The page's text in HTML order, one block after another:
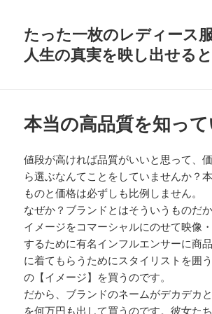
たった一枚のレディース
人生の真実を映し出せると
本当の高品質を知って
値段が高ければ品質がいいと思って、
ら選ぶなんてことをしていませんか？
ものと価格は必ずしも比例しません。
なぜか？ブランドとはそういうものだ
イメージをコマーシャルにのせて映像
するために有名インフルエンサーに商
に着てもらうためにスタイリストを囲
の【イメージ】を買うのです。
だから、ブランドのネームがデカデカ
を何万円も出して買うのです。彼女た